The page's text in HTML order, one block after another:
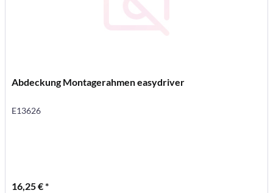
Abdeckung Montagerahmen easydriver
E13626
16,25 € *